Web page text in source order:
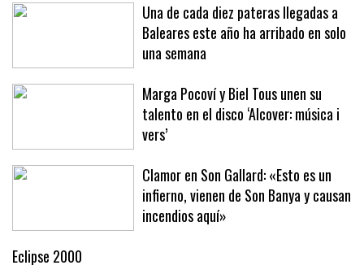
Una de cada diez pateras llegadas a
Baleares este año ha arribado en solo
una semana
Marga Pocoví y Biel Tous unen su
talento en el disco ‘Alcover: música i
vers’
Clamor en Son Gallard: «Esto es un
infierno, vienen de Son Banya y causan
incendios aquí»
Eclipse 2000